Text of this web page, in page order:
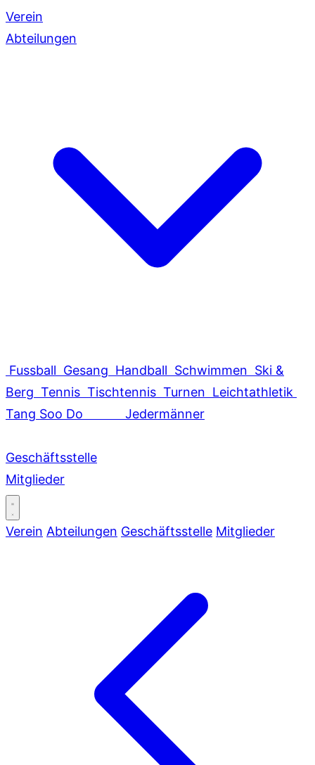
Verein
Abteilungen
Fussball Gesang Handball Schwimmen Ski &
Berg Tennis Tischtennis Turnen Leichtathletik
Tang Soo Do
Jedermänner
Geschäftsstelle
Mitglieder
Verein Abteilungen Geschäftsstelle Mitglieder